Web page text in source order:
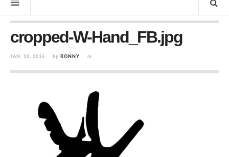
cropped-W-Hand_FB.jpg
JAN. 10, 2016 by RONNY in